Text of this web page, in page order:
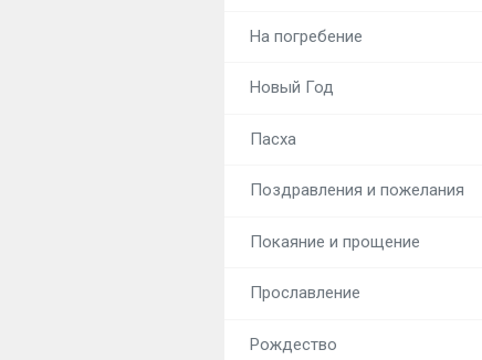
На погребение
Новый Год
Пасха
Поздравления и пожелания
Покаяние и прощение
Прославление
Рождество